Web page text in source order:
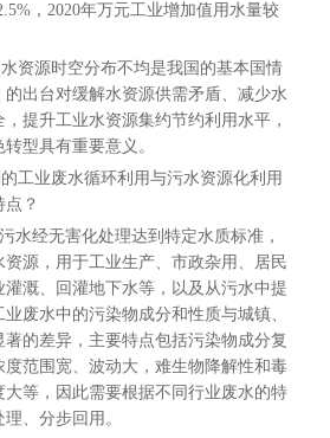
，2020年万元工业增加值用水量较
源时空分布不均是我国的基本国情
出台对缓解水资源供需矛盾、减少水
提升工业水资源集约节约利用水平，
型具有重要意义。
业废水循环利用与污水资源化利用
？
水经无害化处理达到特定水质标准，
源，用于工业生产、市政杂用、居民
溉、回灌地下水等，以及从污水中提
废水中的污染物成分和性质与城镇、
的差异，主要特点包括污染物成分复
范围宽、波动大，难生物降解性和毒
等，因此需要根据不同行业废水的特
、分步回用。